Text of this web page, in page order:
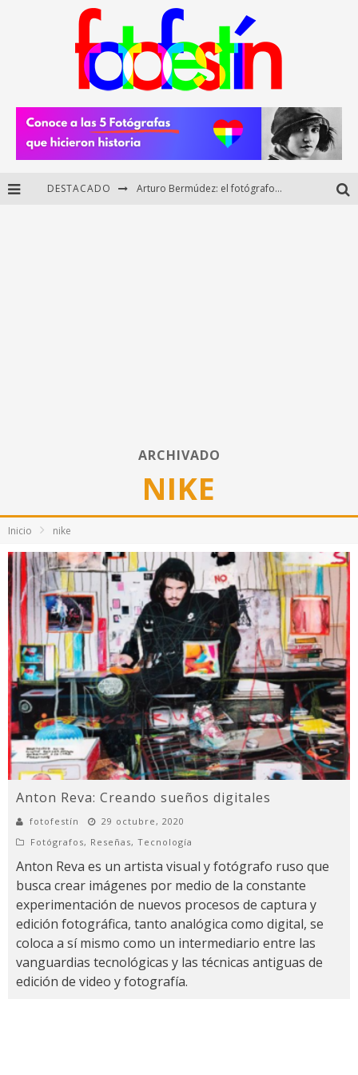
DESTACADO Arturo Bermúdez: el fotógrafo mexicano que brilló en los Premios HUAWEI XMAGE 2025
ARCHIVADO
NIKE
Inicio nike
Anton Reva: Creando sueños digitales
fotofestín
29 octubre, 2020
Fotógrafos, Reseñas, Tecnología
Anton Reva es un artista visual y fotógrafo ruso que
busca crear imágenes por medio de la constante
experimentación de nuevos procesos de captura y
edición fotográfica, tanto analógica como digital, se
coloca a sí mismo como un intermediario entre las
vanguardias tecnológicas y las técnicas antiguas de
edición de video y fotografía.